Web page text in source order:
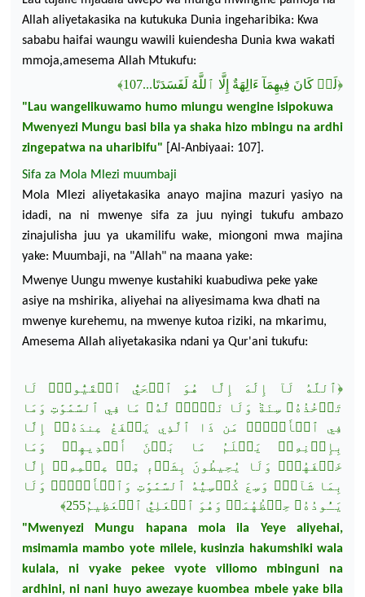
Allah aliyetakasika na kutukuka Dunia ingeharibika: Kwa
sababu haifai waungu wawili kuiendesha Dunia kwa wakati
mmoja,amesema Allah Mtukufu:
﴿لَوۡ كَانَ فِيهِمَآ ءَالِهَةٌ إِلَّا ٱللَّهُ لَفَسَدَتَا...107﴾
"Lau wangelikuwamo humo miungu wengine isipokuwa
Mwenyezi Mungu basi bila ya shaka hizo mbingu na ardhi
zingepatwa na uharibifu" [Al-Anbiyaai: 107].
Sifa za Mola Mlezi muumbaji
Mola
Mlezi aliyetakasika anayo majina mazuri yasiyo na
idadi, na ni mwenye sifa za juu nyingi tukufu
ambazo
zinajulisha
juu ya ukamilifu wake, miongoni mwa
majina
yake: Muumbaji, na "Allah" na maana yake:
Mwenye Uungu mwenye kustahiki kuabudiwa peke yake
asiye na mshirika, aliyehai na aliyesimama kwa dhati na
mwenye kurehemu, na mwenye kutoa riziki, na mkarimu,
Amesema Allah aliyetakasika ndani ya Qur'ani tukufu:
﴿ٱللَّهُ لَآ إِلَٰهَ إِلَّا هُوَ ٱلۡحَيُّ ٱلۡقَيُّومُۚ
لَا
تَأۡخُذُهُۥ سِنَةٞ وَلَا نَوۡمٞۚ لَّهُۥ مَا فِي ٱلسَّمَٰوَٰتِوَمَا
فِي
ٱلۡأَرۡضِۗ مَن ذَا ٱلَّذِي يَشۡفَعُ عِندَهُۥٓ
إِلَّا
بِإِذۡنِهِۦۚ
يَعۡلَمُ مَا بَيۡنَ أَيۡدِيهِمۡ
وَمَا
خَلۡفَهُمۡۖ وَلَا يُحِيطُونَ بِشَيۡء مِّنۡ عِلۡمِهِۦٓ
إِلَّا
بِمَا شَآءَۚ وَسِعَ كُرۡسِيُّهُ ٱلسَّمَٰوَٰتِ وَٱلۡأَرۡضَۖ وَلَا
يَـُٔودُهُۥ حِفۡظُهُمَاۚ وَهُوَ ٱلۡعَلِيُّ ٱلۡعَظِيمُ255 ﴾
"Mwenyezi Mungu hapana molaila Yeyealiyehai,
msimamia mambo yote milele, kusinzia hakumshiki wala
kulala, ni vyake pekee vyote viliomo mbinguni
na
ardhini, ni nani huyo awezaye kuombea mbele yake bila